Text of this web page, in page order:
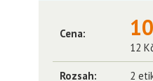
Cena:
12
Rozsah:
2